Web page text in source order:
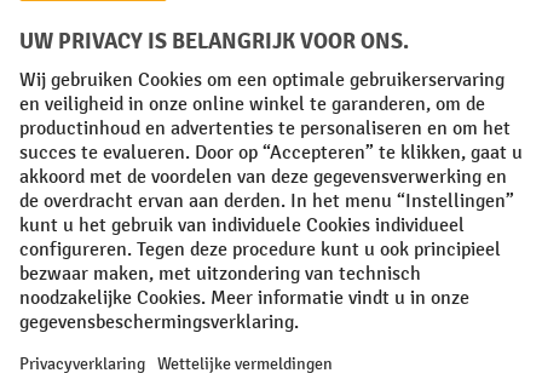
Uw professionele voordelen
Gratis verzending vanaf 50€
Veilige gegevensbescherming
Persoonlijk aankoopadvies
Betaalmethoden
Creditcard (Master)Creditcard (Visa)iDEAL | Wero